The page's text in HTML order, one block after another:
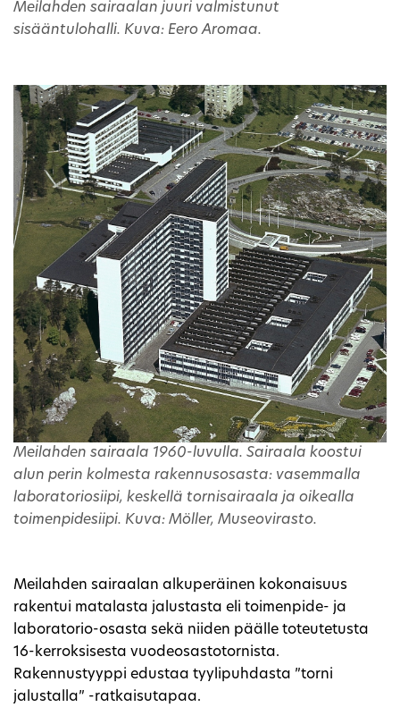
Meilahden sairaalan juuri valmistunut
sisääntulohalli. Kuva: Eero Aromaa.
Meilahden sairaala 1960-luvulla. Sairaala koostui
alun perin kolmesta rakennusosasta: vasemmalla
laboratoriosiipi, keskellä tornisairaala ja oikealla
toimenpidesiipi. Kuva: Möller, Museovirasto.
Meilahden sairaalan alkuperäinen kokonaisuus
rakentui matalasta jalustasta eli toimenpide- ja
laboratorio-osasta sekä niiden päälle toteutetusta
16-kerroksisesta vuodeosastotornista.
Rakennustyyppi edustaa tyylipuhdasta ”torni
jalustalla” -ratkaisutapaa.